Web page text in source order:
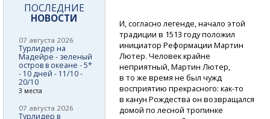
И, согласно легенде, начало этой
традиции в 1513 году положил
инициатор Реформации Мартин
Лютер. Человек крайне
неприятный, Мартин Лютер,
в то же время не был чужд
восприятию прекрасного:как-то
в канун Рождества он возвращался
домой по лесной тропинке
ПОСЛЕДНИЕ
НОВОСТИ
07 августа 2026
Турлидер на
Мадейре - зеленый
остров в океане - 5*
- 10 дней - 11/10 -
20/10
3 места
07 августа 2026
Турлидер в